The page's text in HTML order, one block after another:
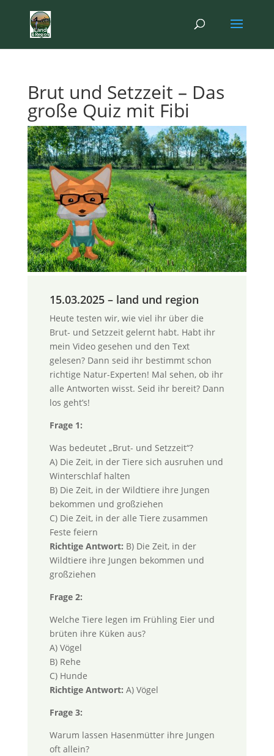
Brut und Setzzeit – Das
große Quiz mit Fibi
15.03.2025 – land und region
Heute testen wir, wie viel ihr über die
Brut- und Setzzeit gelernt habt. Habt ihr
mein Video gesehen und den Text
gelesen? Dann seid ihr bestimmt schon
richtige Natur-Experten! Mal sehen, ob ihr
alle Antworten wisst. Seid ihr bereit? Dann
los geht’s!
Frage 1:
Was bedeutet „Brut- und Setzzeit“?
A) Die Zeit, in der Tiere sich ausruhen und
Winterschlaf halten
B) Die Zeit, in der Wildtiere ihre Jungen
bekommen und großziehen
C) Die Zeit, in der alle Tiere zusammen
Feste feiern
Richtige Antwort: B) Die Zeit, in der
Wildtiere ihre Jungen bekommen und
großziehen
Frage 2:
Welche Tiere legen im Frühling Eier und
brüten ihre Küken aus?
A) Vögel
B) Rehe
C) Hunde
Richtige Antwort: A) Vögel
Frage 3:
Warum lassen Hasenmütter ihre Jungen
oft allein?